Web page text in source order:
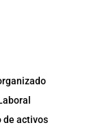
de activos